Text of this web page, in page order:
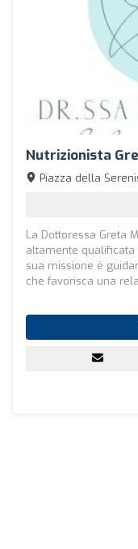
Nutrizionista
Piazza della
La Dottoressa Greta
altamente qualificata
sua missione è
che favorisca una